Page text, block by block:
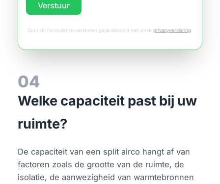
Verstuur
Door dit formulier te versturen ga je akkoord met onze privacyverklaring
04
Welke capaciteit past bij uw
ruimte?
De capaciteit van een split airco hangt af van
factoren zoals de grootte van de ruimte, de
isolatie, de aanwezigheid van warmtebronnen